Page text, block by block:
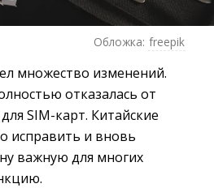
Обложка: freepik
множество изменений.
отказалась от
SIM-карт. Китайские
исправить и вновь
важную для многих